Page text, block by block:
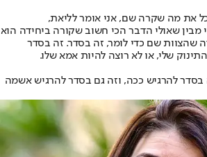
את מה שקרה שם, אני אומר לליאת,
מבין שאולי הדבר הכי חשוב שקורה ביחידה הוא
שהצוות שם כדי לומר, זה בסדר. זה בסדר
שלי, או לא רוצה להיות אמא שלו.
בסדר להרגיש ככה, וזה גם בסדר להרגיש אשמה